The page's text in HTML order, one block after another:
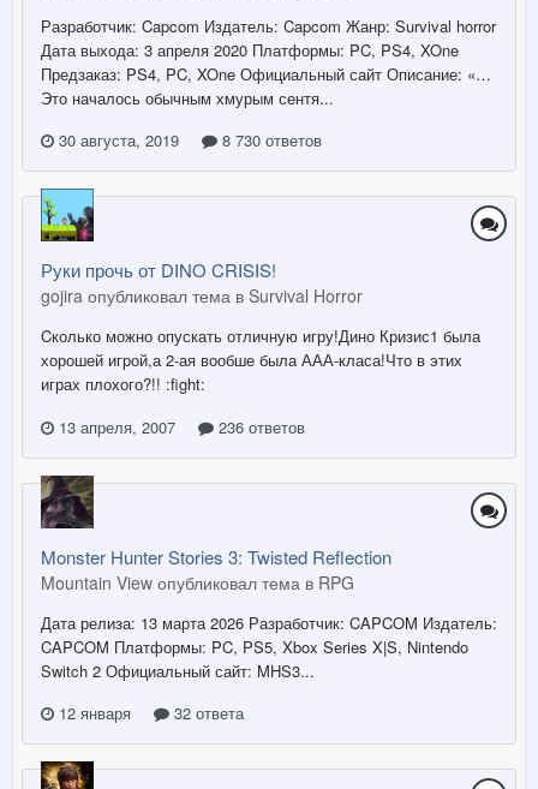
Разработчик: Capcom Издатель: Capcom Жанр: Survival horror
Дата выхода: 3 апреля 2020 Платформы: PC, PS4, XOne
Предзаказ: PS4, PC, XOne Официальный сайт Описание: «…
Это началось обычным хмурым сентя...
30 августа, 2019
8 730 ответов
Руки прочь от DINO CRISIS!
gojira опубликовал тема в Survival Horror
Cколько можно опускать отличную игру!Дино Кризис1 была
хорошей игрой,а 2-ая вообше была ААА-класа!Что в этих
играх плохого?!! :fight:
13 апреля, 2007
236 ответов
Monster Hunter Stories 3: Twisted Reflection
Mountain View опубликовал тема в RPG
Дата релиза: 13 марта 2026 Разработчик: CAPCOM Издатель:
CAPCOM Платформы: PC, PS5, Xbox Series X|S, Nintendo
Switch 2 Официальный сайт: MHS3...
12 января
32 ответа